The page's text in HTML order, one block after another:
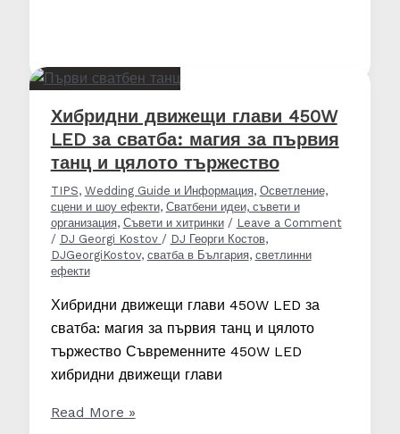
как
превръща
всяка
зала
в
приказна
сцена
Хибридни движещи глави 450W
LED за сватба: магия за първия
танц и цялото тържество
TIPS, Wedding Guide и Информация, Осветление,
сцени и шоу ефекти, Сватбени идеи, съвети и
организация, Съвети и хитринки/ Leave a Comment
/ DJ Georgi Kostov / DJ Георги Костов,
DJGeorgiKostov, сватба в България, светлинни
ефекти
Хибридни движещи глави 450W LED за
сватба: магия за първия танц и цялото
тържество Съвременните 450W LED
хибридни движещи глави
Хибридни
Read More »